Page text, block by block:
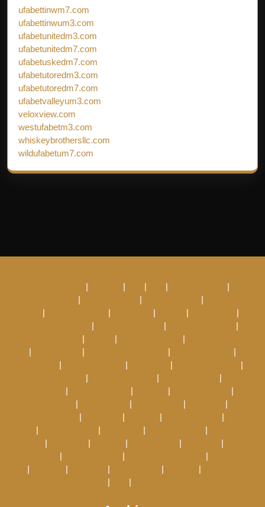
ufabettinwm7.com
ufabettinwum3.com
ufabetunitedm3.com
ufabetunitedm7.com
ufabetuskedm7.com
ufabetutoredm3.com
ufabetutoredm7.com
ufabetvalleyum3.com
veloxview.com
westufabetm3.com
whiskeybrothersllc.com
wildufabetum7.com
| | | |
|
| | |
| | | |
|
| |
|
| | |
|
| |
|
| | |
|
| | |
| | |
|
| | |
|
| | | |
| | | |
| | | | |
| | |
|
| | | |
| |